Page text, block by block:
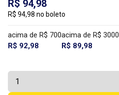
R$ 94,98
R$ 94,98 no boleto
acima de R$ 700
R$ 92,98
acima de R$ 3000
R$ 89,98